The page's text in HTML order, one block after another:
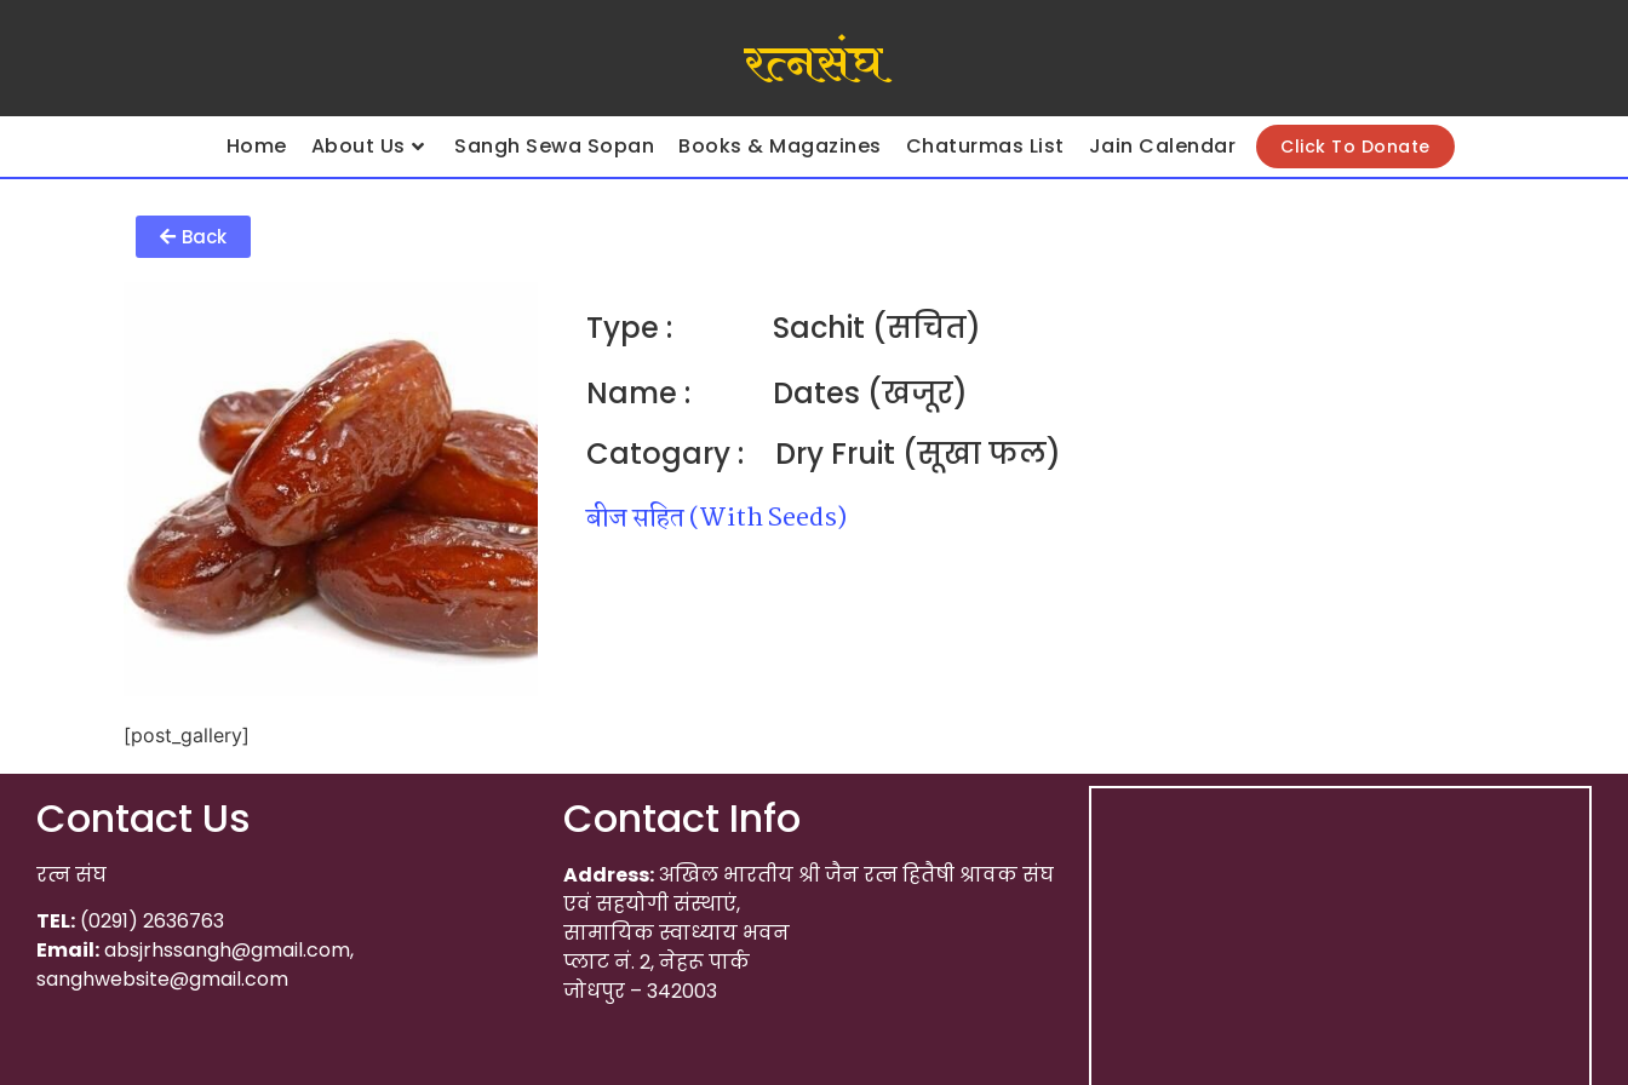
रत्नसंघ
Home About Us Sangh Sewa Sopan Books & Magazines Chaturmas List Jain Calendar Click To Donate
Back
[post_gallery]
Type :
Sachit (सचित)
Name :
Dates (खजूर)
Catogary :
Dry Fruit (सूखा फल)
बीज सहित (With Seeds)
Contact Us
रत्न संघ
TEL: (0291) 2636763
Email:absjrhssangh@gmail.com,
sanghwebsite@gmail.com
Contact Info
Address:अखिल भारतीय श्री जैन रत्न हितैषी श्रावक संघ
एवं सहयोगी संस्थाएं,
सामायिक स्वाध्याय भवन
प्लाट नं. 2, नेहरू पार्क
जोधपुर – 342003